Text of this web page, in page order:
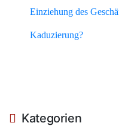
Einziehung des
Kaduzierung?
Kategorien